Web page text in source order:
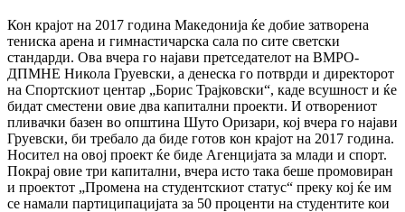
Кон крајот на 2017 година Македонија ќе добие затворена
тениска арена и гимнастичарска сала по сите светски
стандарди. Ова вчера го најави претседателот на ВМРО-
ДПМНЕ Никола Груевски, а денеска го потврди и директорот
на Спортскиот центар „Борис Трајковски“, каде всушност и ќе
бидат сместени овие два капитални проекти. И отворениот
пливачки базен во општина Шуто Оризари, кој вчера го најави
Груевски, би требало да биде готов кон крајот на 2017 година.
Носител на овој проект ќе биде Агенцијата за млади и спорт.
Покрај овие три капитални, вчера исто така беше промовиран
и проектот „Промена на студентскиот статус“ преку кој ќе им
се намали партиципацијата за 50 проценти на студентите кои